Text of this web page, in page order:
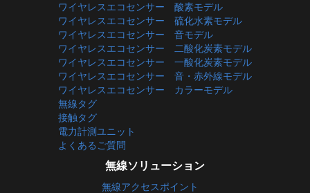
ワイヤレスエコセンサー 酸素モデル
ワイヤレスエコセンサー 硫化水素モデル
ワイヤレスエコセンサー 音モデル
ワイヤレスエコセンサー 二酸化炭素モデル
ワイヤレスエコセンサー 一酸化炭素モデル
ワイヤレスエコセンサー 音・赤外線モデル
ワイヤレスエコセンサー カラーモデル
無線タグ
接触タグ
電力計測ユニット
よくあるご質問
無線ソリューション
無線アクセスポイント